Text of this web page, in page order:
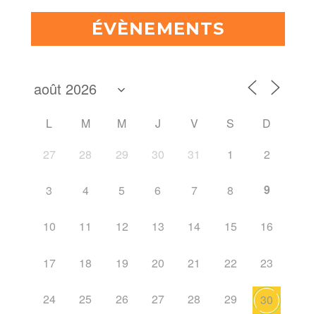
ÉVÈNEMENTS
L M M J V S
D
27
28 29 30 31 1 2
3 4 5 6 7 8 9
10 11 12 13 14 15 16
17 18 19 20 21 22 23
24 25 26 27 28 29 30